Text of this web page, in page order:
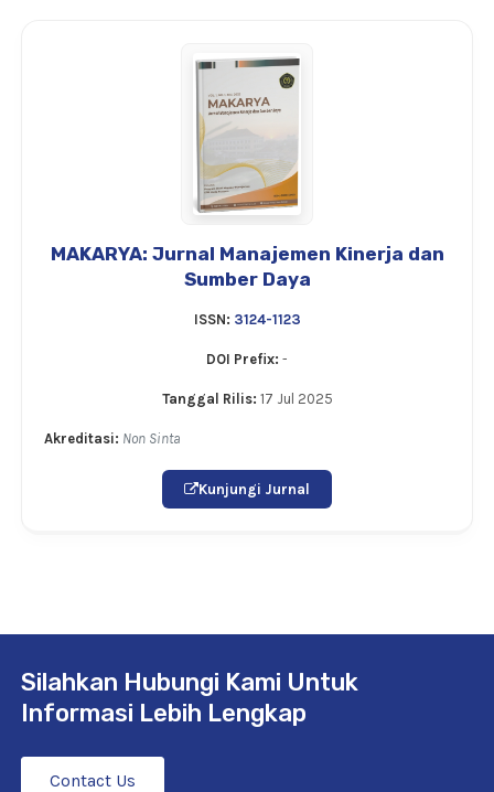
MAKARYA: Jurnal Manajemen Kinerja dan
Sumber Daya
ISSN: 3124-1123
DOI Prefix: -
Tanggal Rilis: 17 Jul 2025
Akreditasi: Non Sinta
Kunjungi Jurnal
Silahkan Hubungi Kami Untuk
Informasi Lebih Lengkap
Contact Us